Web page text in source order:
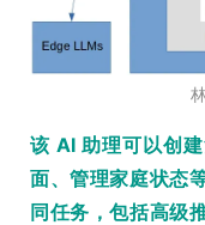
该 AI 助理可以创
面、管理家庭状态
同任务，包括高级